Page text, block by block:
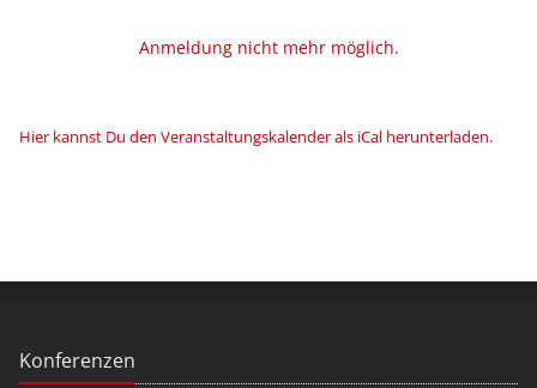
Anmeldung nicht mehr möglich.
Hier kannst Du den Veranstaltungskalender als iCal herunterladen.
Konferenzen